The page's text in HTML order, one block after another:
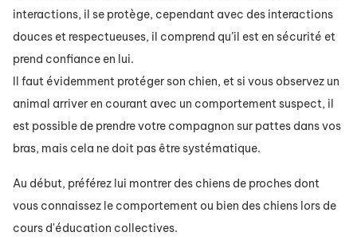
interactions, il se protège, cependant avec des interactions
douces et respectueuses, il comprend qu’il est en sécurité et
prend confiance en lui.
Il faut évidemment protéger son chien, et si vous observez un
animal arriver en courant avec un comportement suspect, il
est possible de prendre votre compagnon sur pattes dans vos
bras, mais cela ne doit pas être systématique.
Au début, préférez lui montrer des chiens de proches dont
vous connaissez le comportement ou bien des chiens lors de
cours d'éducation collectives.